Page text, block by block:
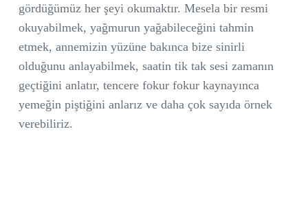
gördüğümüz her şeyi okumaktır. Mesela bir resmi
okuyabilmek, yağmurun yağabileceğini tahmin
etmek, annemizin yüzüne bakınca bize sinirli
olduğunu anlayabilmek, saatin tik tak sesi zamanın
geçtiğini anlatır, tencere fokur fokur kaynayınca
yemeğin piştiğini anlarız ve daha çok sayıda örnek
verebiliriz.